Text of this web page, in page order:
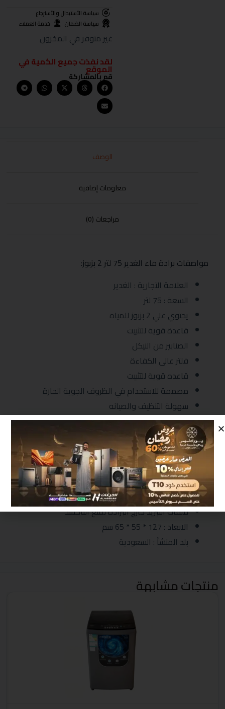
سياسة الأستبدال والأسترجاع
سياسة الضمان
خدمة العملاء
غير متوفر في المخزون
لقد نفذت جميع الكمية في
الموقع
قم بالمشاركة
الوصف
معلومات إضافية
مراجعات (0)
مواصفات برادة ماء الغدير 75 لتر 2 بزبوز:
العلامة التجارية : الغدير
السعة : 75 لتر
يحتوي علي 2 بزبوز للمياه
قاعدة قوية للتثبيت
الصنابير من النيكل
فلتر عالى الكفاءة
قاعده قوية للتثبيت
مصممة للاستخدام في الظروف الجوية الحارة
سهولة التنظيف والصيانه
كفاءة عالية أثناء التشغيل
شكل انسيابي وأنيق
هيكل خارجي متين مطلي بألوان جذابة
خزان داخلى من الاستانلس ستيل المقاوم للصدأ
يحتوي علي صنابير المياه مصنوعة من النيكل عالي
الجودة
ملفات التبريد خارج البرادة لمنع التأكسد
الابعاد : 127 * 55 * 65 سم
بلد المنشأ : السعودية
منتجات مشابهة